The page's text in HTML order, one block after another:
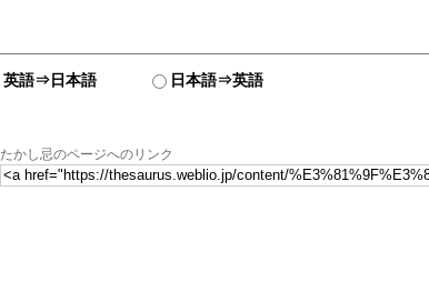
英語⇒日本語 日本語⇒英語
たかし忌のページへのリンク